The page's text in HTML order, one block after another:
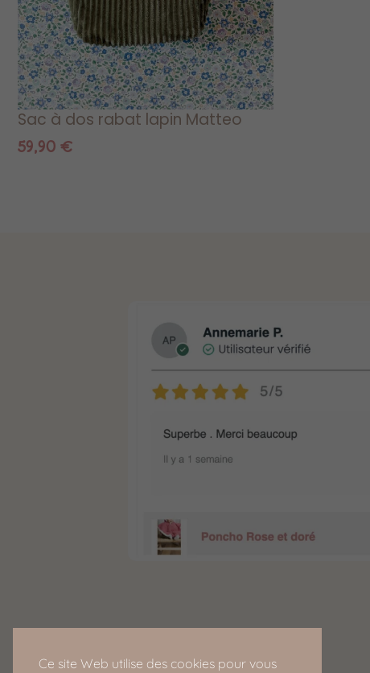
Sac à dos rabat lapin Matteo
59,90 €
Ce site Web utilise des cookies pour vous